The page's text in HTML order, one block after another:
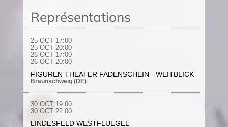
Représentations
25 OCT 17:00
25 OCT 20:00
26 OCT 17:00
26 OCT 20:00
FIGUREN THEATER FADENSCHEIN - WEITBLICK
Braunschweig (DE)
30 OCT 19:00
30 OCT 22:00
LINDESFELD WESTFLUEGEL